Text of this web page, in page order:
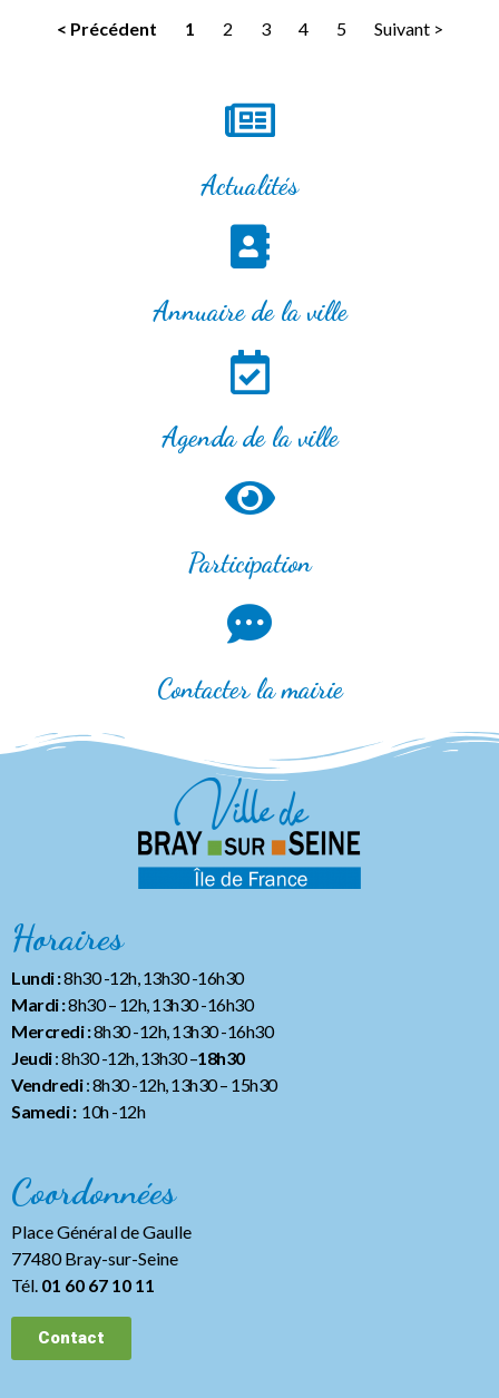
< Précédent 1 2 3 4 5 Suivant >
Actualités
Annuaire de la ville
Agenda de la ville
Participation
Contacter la mairie
Horaires
Lundi :8h30 -12h, 13h30 -16h30
Mardi :8h30 – 12h, 13h30 -16h30
Mercredi :8h30 -12h, 13h30 -16h30
Jeudi: 8h30 -12h, 13h30 –18h30
Vendredi: 8h30 -12h, 13h30– 15h30
Samedi :10h -12h
Coordonnées
Place Général de Gaulle
77480 Bray-sur-Seine
Tél. 01 60 67 10 11
Contact